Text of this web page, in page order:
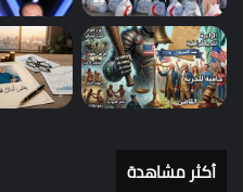
أكثر مشاهدة